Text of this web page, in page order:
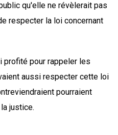
qu'elle ne révèlerait pas
respecter la loi concernant
profité pour rappeler les
aussi respecter cette loi
pourraient
justice.